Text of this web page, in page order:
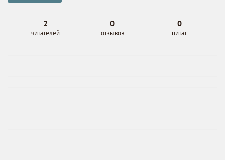
2
читателей
0
отзывов
0
цитат